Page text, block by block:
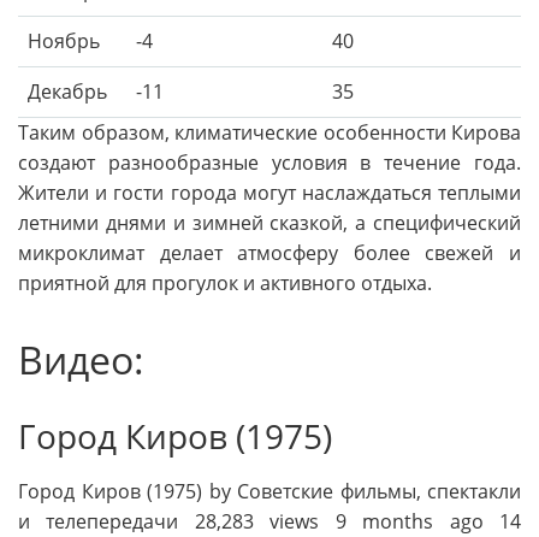
Ноябрь
-4
40
Декабрь
-11
35
Таким образом, климатические особенности Кирова
создают разнообразные условия в течение года.
Жители и гости города могут наслаждаться теплыми
летними днями и зимней сказкой, а специфический
микроклимат делает атмосферу более свежей и
приятной для прогулок и активного отдыха.
Видео:
Город Киров (1975)
Город Киров (1975) by Советские фильмы, спектакли
и телепередачи 28,283 views 9 months ago 14